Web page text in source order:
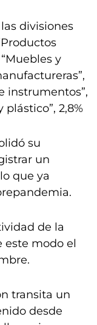
divisiones
y
instrumentos”,
plástico”, 2,8%
su
un
que ya
de la
este modo el
transita un
desde